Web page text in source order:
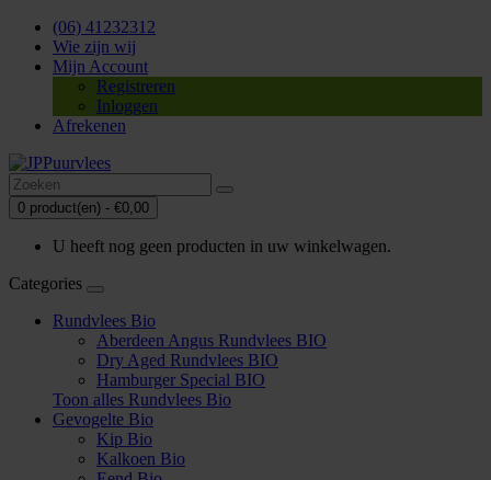
(06) 41232312
Wie zijn wij
Mijn Account
Registreren
Inloggen
Afrekenen
0 product(en) - €0,00
U heeft nog geen producten in uw winkelwagen.
Categories
Rundvlees Bio
Aberdeen Angus Rundvlees BIO
Dry Aged Rundvlees BIO
Hamburger Special BIO
Toon alles Rundvlees Bio
Gevogelte Bio
Kip Bio
Kalkoen Bio